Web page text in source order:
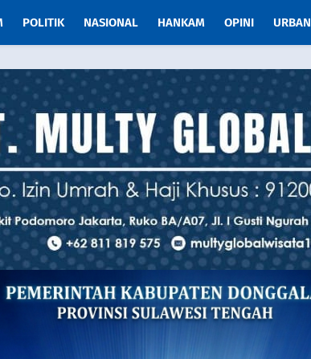
POLITIK NASIONAL HANKAM OPINI URBAN